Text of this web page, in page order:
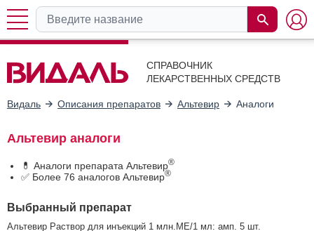
СПРАВОЧНИК
ЛЕКАРСТВЕННЫХ СРЕДСТВ
Видаль Описания препаратов Альтевир Аналоги
Альтевир аналоги
💊 Аналоги препарата Альтевир®
✅ Более 76 аналогов Альтевир®
Выбранный препарат
Альтевир Раствор для инъекций 1 млн.МЕ/1 мл: амп. 5 шт.